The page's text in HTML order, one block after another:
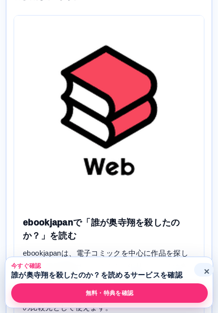
ebookjapanで「誰が奥寺翔を殺したの
か？」を読む
ebookjapanは、電子コミックを中心に作品を探し
やすい電子書籍サービスです。作品ページでは巻
数、価格、無料試し読み、関連巻を確認できるた
め、「誰が奥寺翔を殺したのか？」を電子で買う前
の比較先として使えます。
今すぐ確認
誰が奥寺翔を殺したのか？を読めるサービスを確認
無料・特典を確認
×